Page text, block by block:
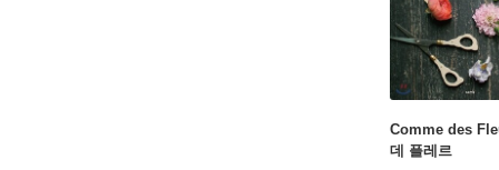
Comme des
데 플레르